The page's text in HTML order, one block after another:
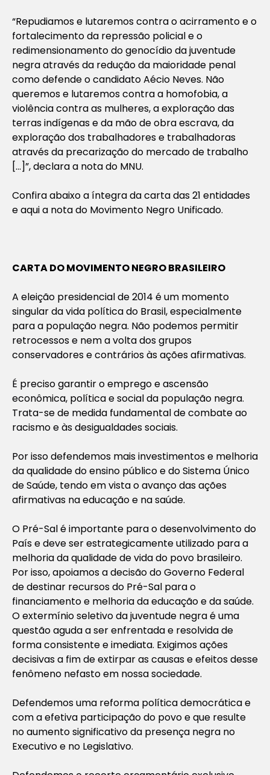
“Repudiamos e lutaremos contra o acirramento e o
fortalecimento da repressão policial e o
redimensionamento do genocídio da juventude
negra através da redução da maioridade penal
como defende o candidato Aécio Neves. Não
queremos e lutaremos contra a homofobia, a
violência contra as mulheres, a exploração das
terras indígenas e da mão de obra escrava, da
exploração dos trabalhadores e trabalhadoras
através da precarização do mercado de trabalho
[…]”, declara a nota do MNU.
Confira abaixo a íntegra da carta das 21 entidades
e aqui a nota do Movimento Negro Unificado.
CARTA DO MOVIMENTO NEGRO BRASILEIRO
A eleição presidencial de 2014 é um momento
singular da vida política do Brasil, especialmente
para a população negra. Não podemos permitir
retrocessos e nem a volta dos grupos
conservadores e contrários às ações afirmativas.
É preciso garantir o emprego e ascensão
econômica, política e social da população negra.
Trata-se de medida fundamental de combate ao
racismo e às desigualdades sociais.
Por isso defendemos mais investimentos e melhoria
da qualidade do ensino público e do Sistema Único
de Saúde, tendo em vista o avanço das ações
afirmativas na educação e na saúde.
O Pré-Sal é importante para o desenvolvimento do
País e deve ser estrategicamente utilizado para a
melhoria da qualidade de vida do povo brasileiro.
Por isso, apoiamos a decisão do Governo Federal
de destinar recursos do Pré-Sal para o
financiamento e melhoria da educação e da saúde.
O extermínio seletivo da juventude negra é uma
questão aguda a ser enfrentada e resolvida de
forma consistente e imediata. Exigimos ações
decisivas a fim de extirpar as causas e efeitos desse
fenômeno nefasto em nossa sociedade.
Defendemos uma reforma política democrática e
com a efetiva participação do povo e que resulte
no aumento significativo da presença negra no
Executivo e no Legislativo.